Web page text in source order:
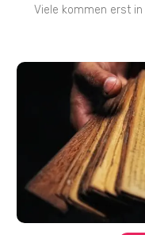
Viele kommen erst